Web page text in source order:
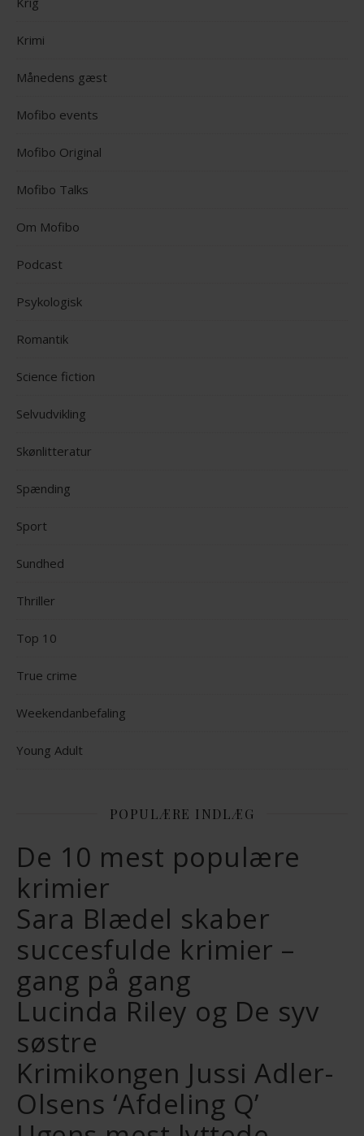
Krimi
Månedens gæst
Mofibo events
Mofibo Original
Mofibo Talks
Om Mofibo
Podcast
Psykologisk
Romantik
Science fiction
Selvudvikling
Skønlitteratur
Spænding
Sport
Sundhed
Thriller
Top 10
True crime
Weekendanbefaling
Young Adult
POPULÆRE INDLÆG
De 10 mest populære
krimier
Sara Blædel skaber
succesfulde krimier –
gang på gang
Lucinda Riley og De syv
søstre
Krimikongen Jussi Adler-
Olsens ‘Afdeling Q’